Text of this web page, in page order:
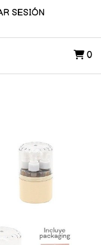
SESIÓN
0